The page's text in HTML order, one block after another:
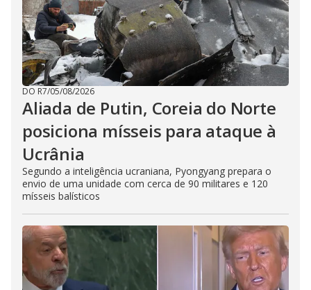
DO R7/05/08/2026
Aliada de Putin, Coreia do Norte
posiciona mísseis para ataque à
Ucrânia
Segundo a inteligência ucraniana, Pyongyang prepara o
envio de uma unidade com cerca de 90 militares e 120
mísseis balísticos